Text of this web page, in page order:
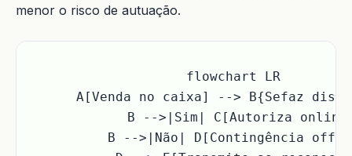
menor o risco de autuação.
flowchart LR
A[Venda no caixa] --> B{Sefaz
B -->|Sim| C[Autoriza
B -->|Não| D[Contingência